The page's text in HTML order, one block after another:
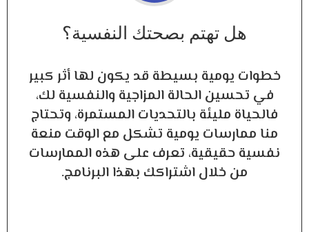
هل تهتم بصحتك النفسية؟
خطوات يومية بسيطة قد يكون لها أثر كبير
في تحسين الحالة المزاجية والنفسية لك،
فالحياة مليئة بالتحديات المستمرة، وتحتاج
منا ممارسات يومية تشكل مع الوقت منعة
نفسية حقيقية، تعرف على هذه الممارسات
من خلال اشتراكك بهذا البرنامج.